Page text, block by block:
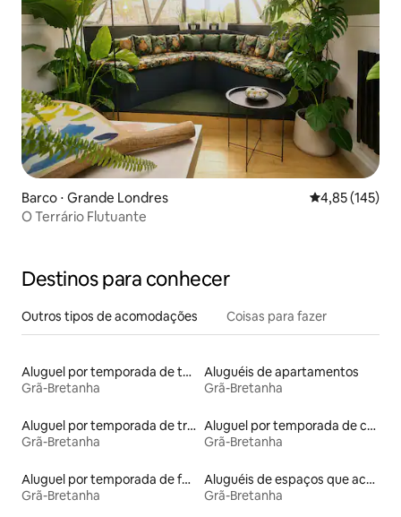
Barco ⋅ Grande Londres 4,85 de uma
4,85 (145)
O Terrário Flutuante
Destinos para conhecer
Outros tipos de acomodações Coisas para fazer
Aluguel por temporada de tendas tipi
Grã-Bretanha
Aluguéis de apartamentos
Grã-Bretanha
Aluguel por temporada de trailers
Grã-Bretanha
Aluguel por temporada de cabanas de pastor
Grã-Bretanha
Aluguel por temporada de faróis
Grã-Bretanha
Aluguéis de espaços que aceitam animais de estimação
Grã-Bretanha